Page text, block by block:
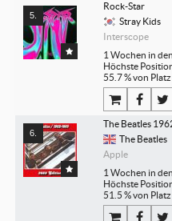
Rock-Star
Stray Kids
Interscope
1 Wochen in
Höchste
55.7 % von Platz
The Beatles
The Beatles
Apple
1 Wochen in
Höchste
51.5 % von Platz